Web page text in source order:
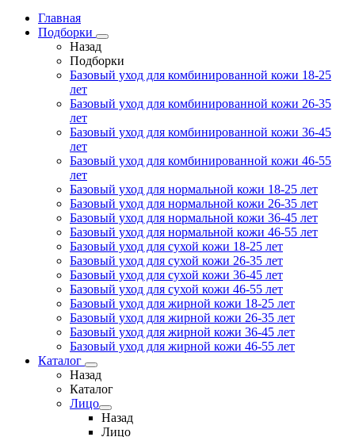
Главная
Подборки
Назад
Подборки
Базовый уход для комбинированной кожи 18-25
лет
Базовый уход для комбинированной кожи 26-35
лет
Базовый уход для комбинированной кожи 36-45
лет
Базовый уход для комбинированной кожи 46-55
лет
Базовый уход для нормальной кожи 18-25 лет
Базовый уход для нормальной кожи 26-35 лет
Базовый уход для нормальной кожи 36-45 лет
Базовый уход для нормальной кожи 46-55 лет
Базовый уход для сухой кожи 18-25 лет
Базовый уход для сухой кожи 26-35 лет
Базовый уход для сухой кожи 36-45 лет
Базовый уход для сухой кожи 46-55 лет
Базовый уход для жирной кожи 18-25 лет
Базовый уход для жирной кожи 26-35 лет
Базовый уход для жирной кожи 36-45 лет
Базовый уход для жирной кожи 46-55 лет
Каталог
Назад
Каталог
Лицо
Назад
Лицо